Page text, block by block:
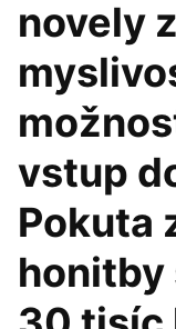
novely
vstup
Pokuta
honitby